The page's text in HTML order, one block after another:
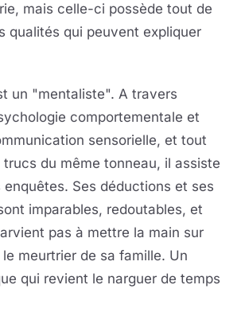
mais celle-ci possède tout de
qualités qui peuvent expliquer
un "mentaliste". A travers
comportementale et
sensorielle, et tout
du même tonneau, il assiste
enquêtes. Ses déductions et ses
imparables, redoutables, et
pas à mettre la main sur
meurtrier de sa famille. Un
qui revient le narguer de temps